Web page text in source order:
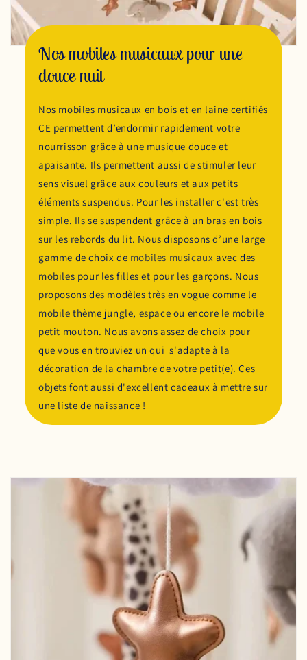
Nos mobiles musicaux pour une
douce nuit
Nos mobiles musicaux en bois et en laine certifiés
CE permettent d’endormir rapidement votre
nourrisson grâce à une musique douce et
apaisante. Ils permettent aussi de stimuler leur
sens visuel grâce aux couleurs et aux petits
éléments suspendus. Pour les installer c'est très
simple. Ils se suspendent grâce à un bras en bois
sur les rebords du lit. Nous disposons d’une large
gamme de choix de mobiles musicaux avec des
mobiles pour les filles et pour les garçons. Nous
proposons des modèles très en vogue comme le
mobile thème jungle, espace ou encore le mobile
petit mouton. Nous avons assez de choix pour
que vous en trouviez un qui s'adapte à la
décoration de la chambre de votre petit(e). Ces
objets font aussi d'excellent cadeaux à mettre sur
une liste de naissance !